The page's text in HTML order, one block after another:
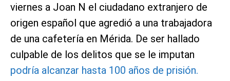
viernes a Joan N el ciudadano extranjero de
origen español que agredió a una trabajadora
de una cafetería en Mérida. De ser hallado
culpable de los delitos que se le imputan
podría alcanzar hasta 100 años de prisión.